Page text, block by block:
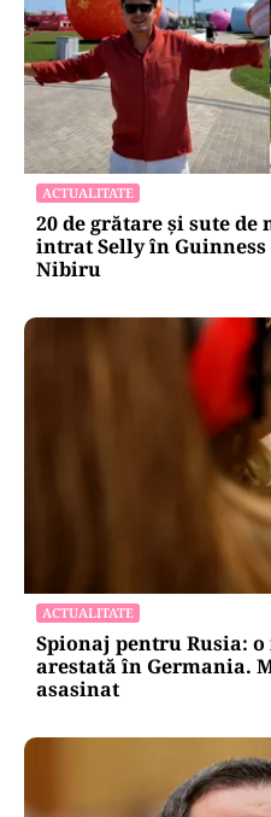
ACTUALITATE
20 de grătare și sute de
intrat Selly în Guinness
Nibiru
ACTUALITATE
Spionaj pentru Rusia: o
arestată în Germania.
asasinat